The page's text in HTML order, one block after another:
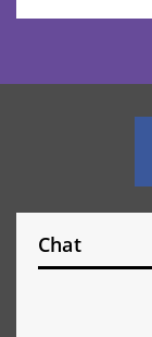
Chat